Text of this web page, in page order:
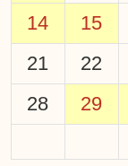
14
15
21
22
28
29